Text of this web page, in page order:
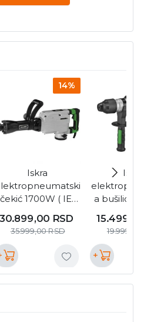
14%
Iskra
čekić 1700W ( IE-
30.899,00 RSD
35.999,00RSD
Iskra
a bušilica
19.999,00
+